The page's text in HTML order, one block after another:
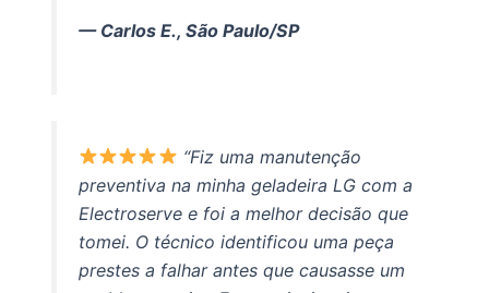
— Carlos E., São Paulo/SP
“Fiz uma manutenção
preventiva na minha geladeira LG com a
Electroserve e foi a melhor decisão que
tomei. O técnico identificou uma peça
prestes a falhar antes que causasse um